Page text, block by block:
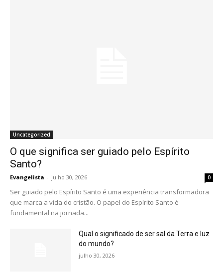
Uncategorized
O que significa ser guiado pelo Espírito
Santo?
Evangelista - julho 30, 2026 0
Ser guiado pelo Espírito Santo é uma experiência transformadora
que marca a vida do cristão. O papel do Espírito Santo é
fundamental na jornada...
Qual o significado de ser sal da Terra e luz
do mundo?
julho 30, 2026